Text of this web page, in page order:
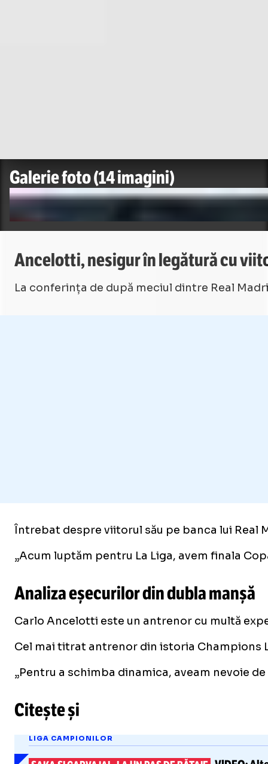
Galerie foto(14 imagini)
Ancelotti, nesigur în legătură cu
La conferința de după meciul dintre Real
Întrebat despre viitorul său pe banca lui Real
„Acum luptăm pentru La Liga, avem finala
Analiza eșecurilor din dubla manșă
Carlo Ancelotti este un antrenor cu multă
Cel mai titrat antrenor din istoria Champions
„Pentru a schimba dinamica, aveam nevoie
Citește și
LIGA CAMPIONILOR